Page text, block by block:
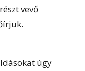
vevő
úgy